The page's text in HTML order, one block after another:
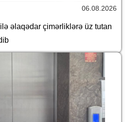
06.08.2026
əlaqədar çimərliklərə üz tutan